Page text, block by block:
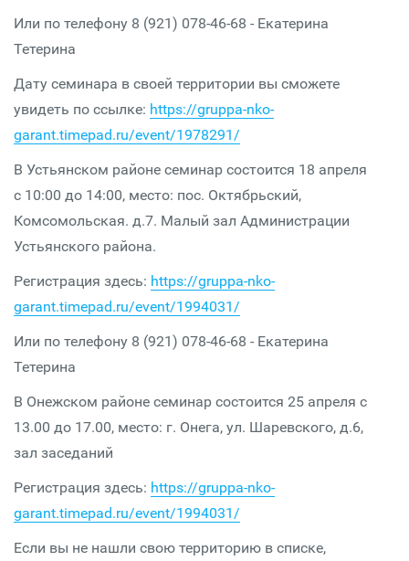
Или по телефону 8 (921) 078-46-68 - Екатерина
Тетерина
Дату семинара в своей территории вы сможете
увидеть по ссылке: https://gruppa-nko-
garant.timepad.ru/event/1978291/
В Устьянском районе семинар состоится 18 апреля
с 10:00 до 14:00, место: пос. Октябрьский,
Комсомольская. д.7. Малый зал Администрации
Устьянского района.
Регистрация здесь: https://gruppa-nko-
garant.timepad.ru/event/1994031/
Или по телефону 8 (921) 078-46-68 - Екатерина
Тетерина
В Онежском районе семинар состоится 25 апреля с
13.00 до 17.00, место: г. Онега, ул. Шаревского, д.6,
зал заседаний
Регистрация здесь: https://gruppa-nko-
garant.timepad.ru/event/1994031/
Если вы не нашли свою территорию в списке,